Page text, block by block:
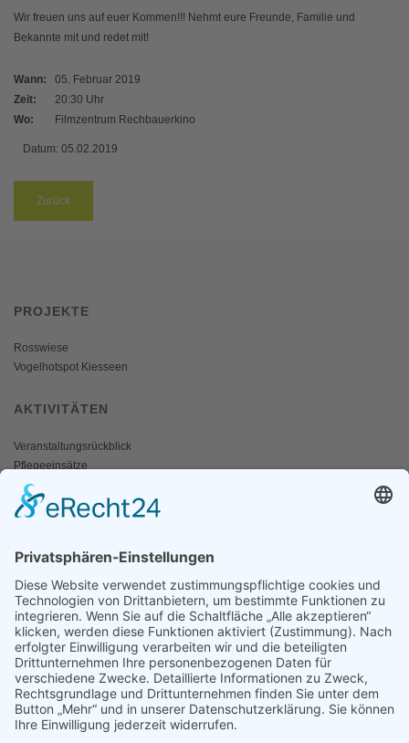
Wir freuen uns auf euer Kommen!!! Nehmt eure Freunde, Familie und
Bekannte mit und redet mit!
Wann: 05. Februar 2019
Zeit:
20:30 Uhr
Wo:
Filmzentrum Rechbauerkino
Datum: 05.02.2019
Zurück
PROJEKTE
Rosswiese
Vogelhotspot Kiesseen
AKTIVITÄTEN
Veranstaltungsrückblick
Pflegeeinsätze
AKTIV WERDEN
Mitgliedschaft
Spenden
SERVICE
Shop
Naturschutzbrief
News
Presse